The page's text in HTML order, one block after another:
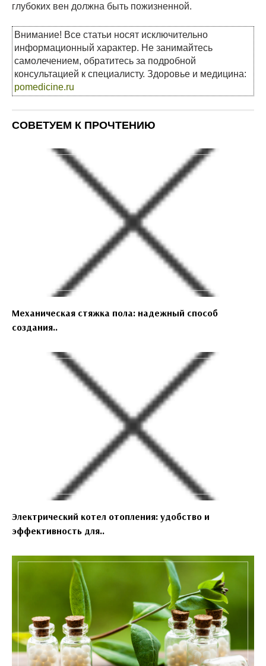
глубоких вен должна быть пожизненной.
Внимание! Все статьи носят исключительно
информационный характер. Не занимайтесь
самолечением, обратитесь за подробной
консультацией к специалисту. Здоровье и медицина:
pomedicine.ru
СОВЕТУЕМ К ПРОЧТЕНИЮ
Механическая стяжка пола: надежный способ
создания..
Электрический котел отопления: удобство и
эффективность для..